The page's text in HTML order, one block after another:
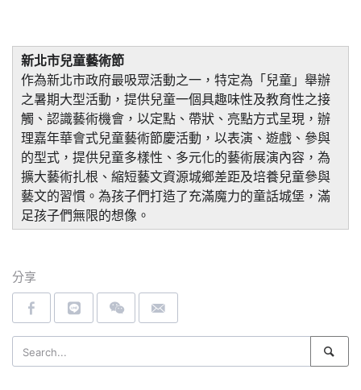
新北市兒童藝術節
作為新北市政府最吸眾活動之一，特定為「兒童」舉辦
之暑期大型活動，提供兒童一個具趣味性及教育性之接
觸、認識藝術機會，以定點、帶狀、亮點方式呈現，辦
理嘉年華會式兒童藝術節慶活動，以表演、遊戲、參與
的型式，提供兒童多樣性、多元化的藝術展演內容，為
擴大藝術扎根、縮短藝文資源城鄉差距及培養兒童參與
藝文的習慣。為孩子們打造了充滿魔力的童話城堡，滿
足孩子們無限的想像。
分享